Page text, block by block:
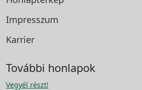
Impresszum
Karrier
További honlapok
Vegyél részt!